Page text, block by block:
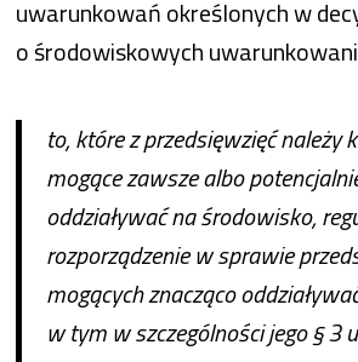
uwarunkowań określonych w
o środowiskowych
to, które z przedsięwzięć
mogące zawsze albo
oddziaływać na środowisko,
rozporządzenie w sprawie
mogących znacząco
w tym w szczególności jego § 3